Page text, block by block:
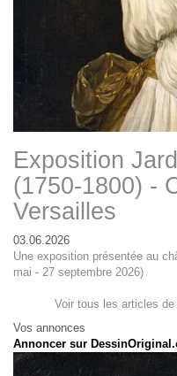
Exposition
(1750-1800) -
Versailles
03.06.2026
Une exposition présentée au
mai - 27 septembre 2026)
Voir tous les articles de
Vos annonces
Annoncer sur